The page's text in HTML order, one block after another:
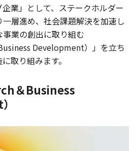
企業」として、ステークホルダー
層進め、社会課題解決を加速し
業の創出に取り組む
Development）」を立ち
取り組みます。
＆Business